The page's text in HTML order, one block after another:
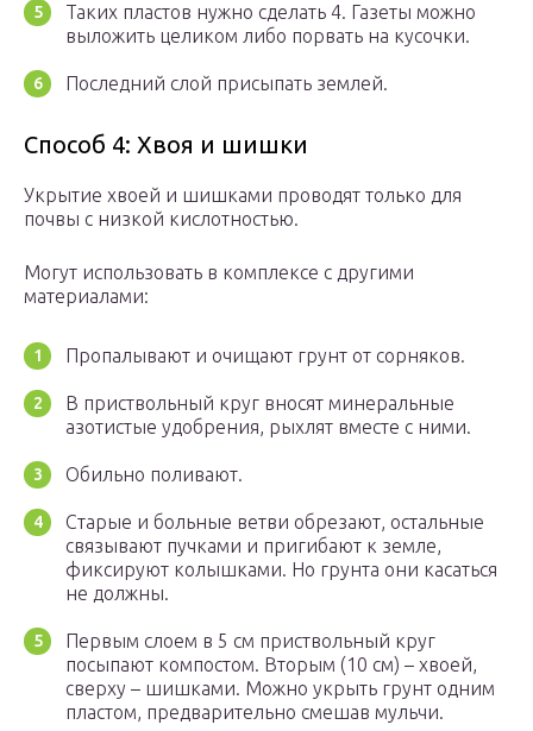
Таких пластов нужно сделать 4. Газеты можно
выложить целиком либо порвать на кусочки.
Последний слой присыпать землей.
Способ 4: Хвоя и шишки
Укрытие хвоей и шишками проводят только для
почвы с низкой кислотностью.
Могут использовать в комплексе с другими
материалами:
Пропалывают и очищают грунт от сорняков.
В приствольный круг вносят минеральные
азотистые удобрения, рыхлят вместе с ними.
Обильно поливают.
Старые и больные ветви обрезают, остальные
связывают пучками и пригибают к земле,
фиксируют колышками. Но грунта они касаться
не должны.
Первым слоем в 5 см приствольный круг
посыпают компостом. Вторым (10 см) – хвоей,
сверху – шишками. Можно укрыть грунт одним
пластом, предварительно смешав мульчи.